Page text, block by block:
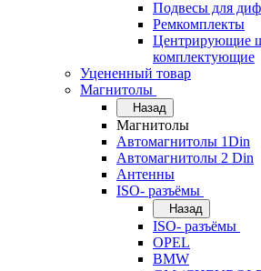
Подвесы для
Ремкомплекты
Центрирующие
комплектующие
Уцененный товар
Магнитолы
Назад
Магнитолы
Автомагнитолы 1Din
Автомагнитолы 2 Din
Антенны
ISO- разъёмы
Назад
ISO- разъёмы
OPEL
BMW